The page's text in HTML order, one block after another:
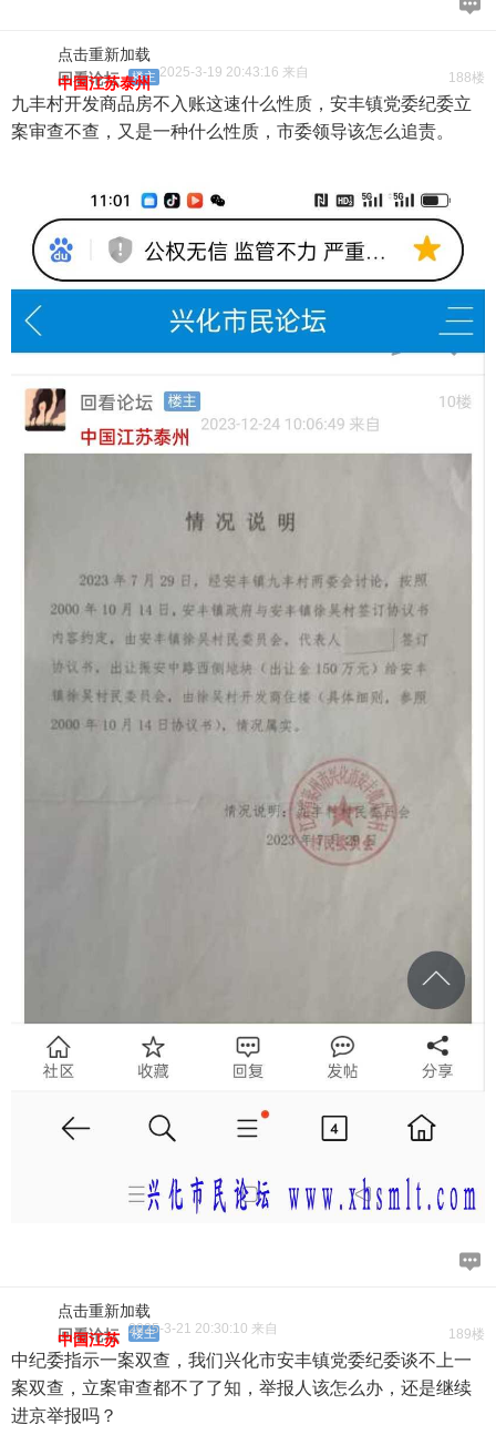
点击重新加载
188楼
回看论坛 楼主 2025-3-19 20:43:16 来自
中国江苏泰州
九丰村开发商品房不入账这速什么性质，安丰镇党委纪委立
案审查不查，又是一种什么性质，市委领导该怎么追责。
点击重新加载
189楼
回看论坛 楼主
2025-3-21 20:30:10 来自
中国江苏
中纪委指示一案双查，我们兴化市安丰镇党委纪委谈不上一
案双查，立案审查都不了了知，举报人该怎么办，还是继续
进京举报吗？